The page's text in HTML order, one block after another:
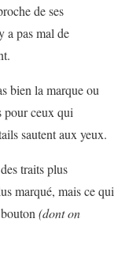
de ses
a pas mal de
bien la marque ou
pour ceux qui
sautent aux yeux.
traits plus
marqué, mais ce qui
(dont on